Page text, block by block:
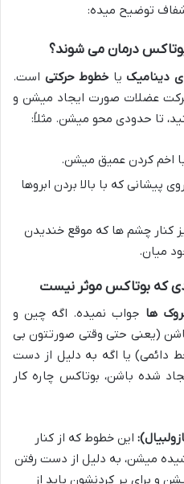
شفاف توضیح میده:
درمان می شوند؟
دینامیک یا خطوط حرکتی است.
عضلات صورت ایجاد میشن و
تا حدودی محو میشن. مثلاً:
با اخم کردن عمیق میشن.
پیشانی که با بالا بردن ابروها
کنار چشم ها که موقع خندیدن
میان.
که بوتاکس موثر نیست
ها جواب نمیده. اگه چین و
(یعنی حتی وقتی صورتتون بی
دائمی) یا اگه به دلیل از دست
شده باشن، بوتاکس چاره کار
این خطوط که از کنار
میشن، به دلیل از دست رفتن
و برای پر کردنشون باید از